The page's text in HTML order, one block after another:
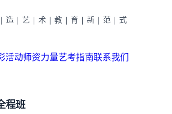
|造|艺|术|教|育|新|范|式
活动师资力量艺考指南联系我们
程班